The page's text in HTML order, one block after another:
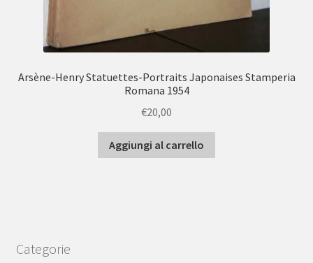
Arsène-Henry Statuettes-Portraits Japonaises Stamperia
Romana 1954
€20,00
Aggiungi al carrello
Categorie